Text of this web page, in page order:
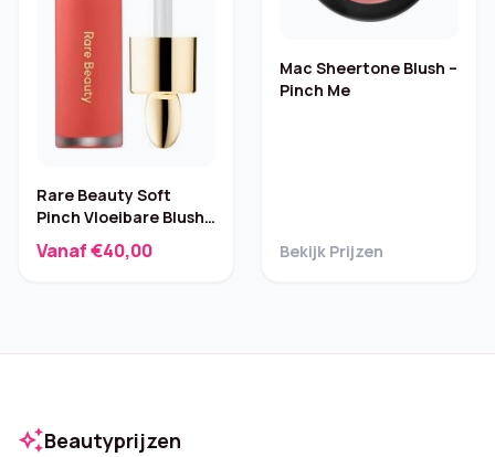
Rare Beauty Soft
Pinch Vloeibare Blush
– Joy
Vanaf €40,00
Mac Sheertone Blush –
Pinch Me
Bekijk Prijzen
auto_awesomeBeautyprijzen